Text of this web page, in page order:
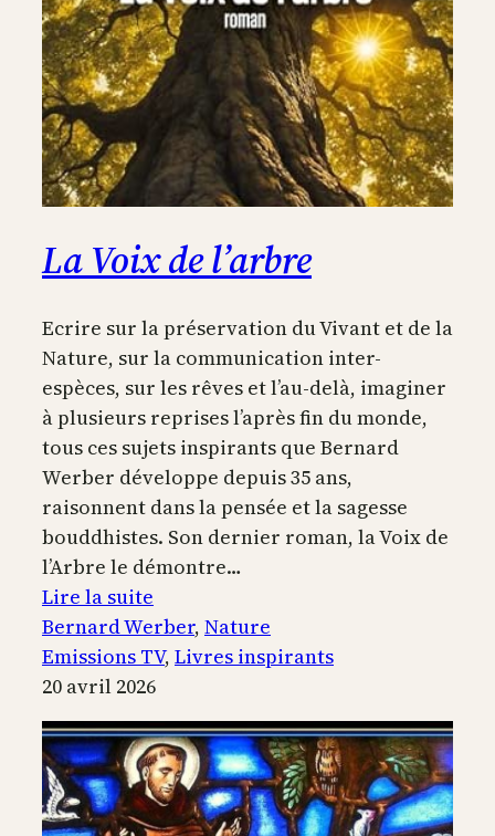
La Voix de l’arbre
Ecrire sur la préservation du Vivant et de la
Nature, sur la communication inter-
espèces, sur les rêves et l’au-delà, imaginer
à plusieurs reprises l’après fin du monde,
tous ces sujets inspirants que Bernard
Werber développe depuis 35 ans,
raisonnent dans la pensée et la sagesse
bouddhistes. Son dernier roman, la Voix de
l’Arbre le démontre…
Lire la suite
La
Voix
de
l’arbre
Bernard Werber, Nature
Emissions TV, Livres inspirants
20 avril 2026